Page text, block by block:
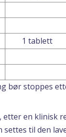
1 tablett
bør stoppes
etter en klinisk
til den